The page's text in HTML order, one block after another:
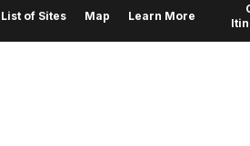
List of Sites Map Learn More